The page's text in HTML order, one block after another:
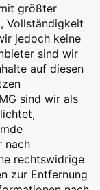
größter
Vollständigkeit
jedoch keine
sind wir
auf diesen
sind wir als
nach
rechtswidrige
zur Entfernung